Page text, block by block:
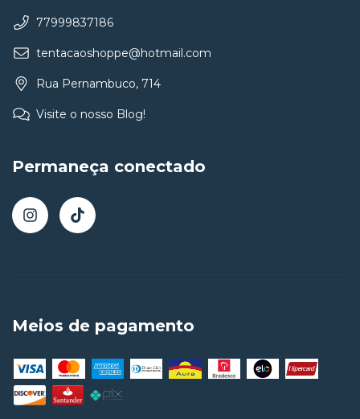
77999837186
tentacaoshoppe@hotmail.com
Rua Pernambuco, 714
Visite o nosso Blog!
Permaneça conectado
Meios de pagamento